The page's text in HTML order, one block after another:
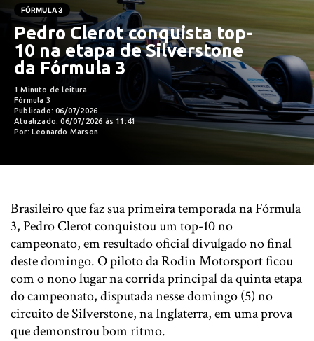
FÓRMULA 3
Pedro Clerot conquista top-
10 na etapa de Silverstone
da Fórmula 3
1 Minuto de leitura
Fórmula 3
Publicado: 06/07/2026
Atualizado: 06/07/2026 às 11:41
Por: Leonardo Marson
Brasileiro que faz sua primeira temporada na Fórmula
3, Pedro Clerot conquistou um top-10 no
campeonato, em resultado oficial divulgado no final
deste domingo. O piloto da Rodin Motorsport ficou
com o nono lugar na corrida principal da quinta etapa
do campeonato, disputada nesse domingo (5) no
circuito de Silverstone, na Inglaterra, em uma prova
que demonstrou bom ritmo.